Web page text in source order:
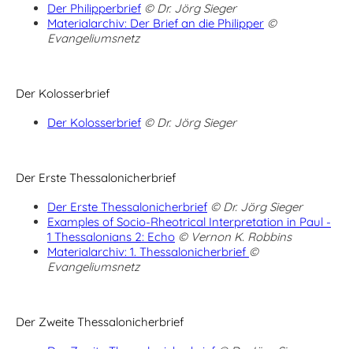
Der Philipperbrief © Dr. Jörg Sieger
Materialarchiv: Der Brief an die Philipper ©
Evangeliumsnetz
Der Kolosserbrief
Der Kolosserbrief © Dr. Jörg Sieger
Der Erste Thessalonicherbrief
Der Erste Thessalonicherbrief © Dr. Jörg Sieger
Examples of Socio-Rheotrical Interpretation in Paul -
1 Thessalonians 2: Echo © Vernon K. Robbins
Materialarchiv: 1. Thessalonicherbrief ©
Evangeliumsnetz
Der Zweite Thessalonicherbrief